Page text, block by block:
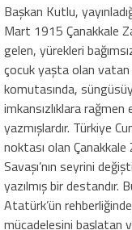
Başkan Kutlu,
Mart 1915 Çanakkale
gelen, yürekleri
çocuk yaşta olan vatan
komutasında,
imkansızlıklara
yazmışlardır. Türkiye
noktası olan
Savaşı’nın seyrini
yazılmış bir destandır.
Atatürk’ün
mücadelesini başlatan